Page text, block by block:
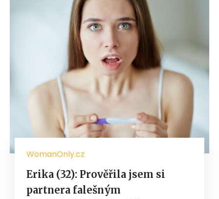
WomanOnly.cz
Erika (32): Prověřila jsem si
partnera falešným